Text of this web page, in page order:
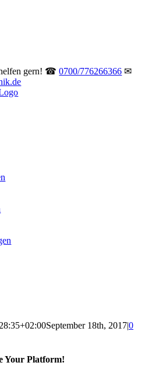
helfen gern! ☎0700/776266366 ✉
September 18th, 2017|0
Your Platform!